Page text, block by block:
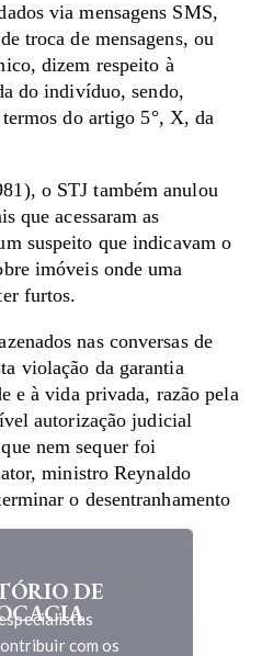
via mensagens SMS,
troca de mensagens, ou
dizem respeito à
do indivíduo, sendo,
do artigo 5°, X, da
o STJ também anulou
que acessaram as
suspeito que indicavam o
imóveis onde uma
furtos.
nas conversas de
violação da garantia
e à vida privada, razão pela
autorização judicial
nem sequer foi
ministro Reynaldo
o desentranhamento
DE
com os